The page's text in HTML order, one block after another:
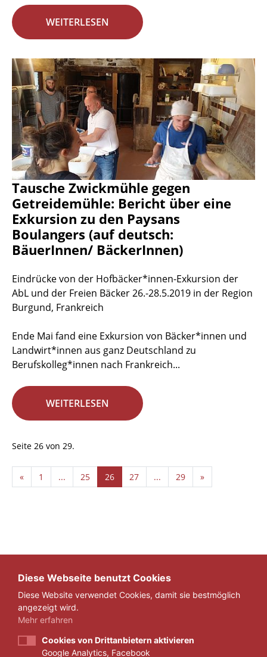
WEITERLESEN
Tausche Zwickmühle gegen
Getreidemühle: Bericht über eine
Exkursion zu den Paysans
Boulangers (auf deutsch:
BäuerInnen/ BäckerInnen)
Eindrücke von der Hofbäcker*innen-Exkursion der
AbL und der Freien Bäcker 26.-28.5.2019 in der Region
Burgund, Frankreich
Ende Mai fand eine Exkursion von Bäcker*innen und
Landwirt*innen aus ganz Deutschland zu
Berufskolleg*innen nach Frankreich...
WEITERLESEN
Seite 26 von 29.
« 1 ... 25 26 27 ... 29 »
Diese Webseite benutzt Cookies
Diese Website verwendet Cookies, damit sie bestmöglich
angezeigt wird.
Mehr erfahren
Cookies von Drittanbietern aktivieren
Google Analytics, Facebook